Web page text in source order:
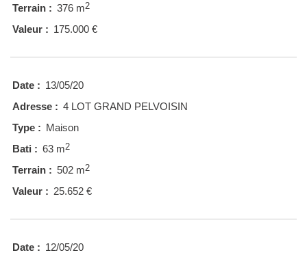
Terrain : 376 m2
Valeur : 175.000 €
Date : 13/05/20
Adresse : 4 LOT GRAND PELVOISIN
Type : Maison
Bati : 63 m2
Terrain : 502 m2
Valeur : 25.652 €
Date : 12/05/20